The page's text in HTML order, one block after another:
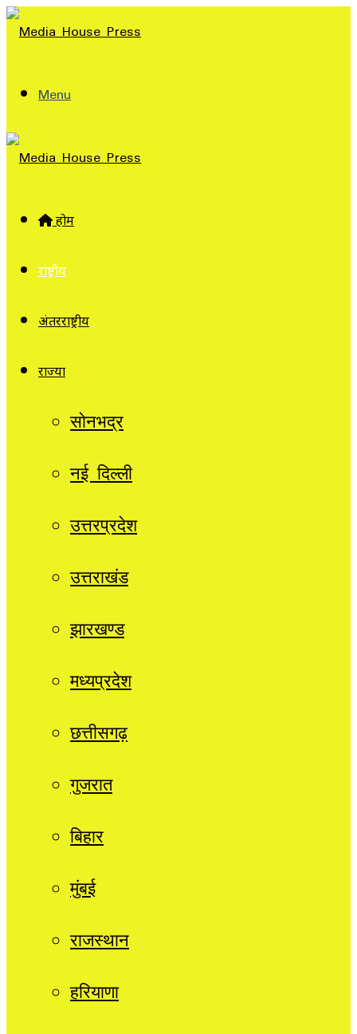
Menu
होम
राष्ट्रीय
अंतरराष्ट्रीय
राज्यों
सोनभद्र
नई दिल्ली
उत्तरप्रदेश
उत्तराखंड
झारखण्ड
मध्यप्रदेश
छत्तीसगढ़
गुजरात
बिहार
मुंबई
राजस्थान
हरियाणा